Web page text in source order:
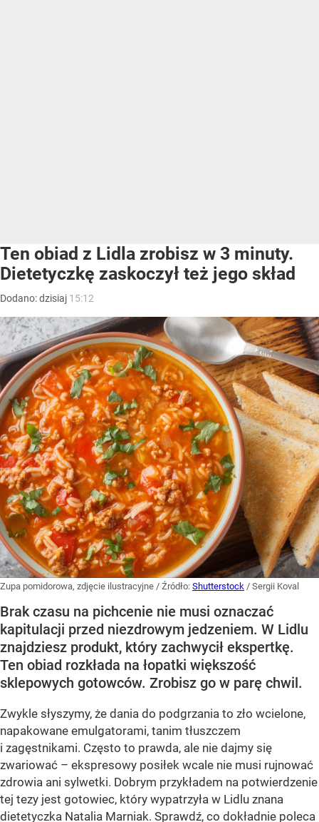
Ten obiad z Lidla zrobisz w 3 minuty.
Dietetyczkę zaskoczył też jego skład
Dodano:dzisiaj 15:12
Zupa pomidorowa, zdjęcie ilustracyjne / Źródło: Shutterstock / Sergii Koval
Brak czasu na pichcenie nie musi oznaczać
kapitulacji przed niezdrowym jedzeniem. W Lidlu
znajdziesz produkt, który zachwycił ekspertkę.
Ten obiad rozkłada na łopatki większość
sklepowych gotowców. Zrobisz go w parę chwil.
Zwykle słyszymy, że dania do podgrzania to zło wcielone,
napakowane emulgatorami, tanim tłuszczem
i zagęstnikami. Często to prawda, ale nie dajmy się
zwariować – ekspresowy posiłek wcale nie musi rujnować
zdrowia ani sylwetki. Dobrym przykładem na potwierdzenie
tej tezy jest gotowiec, który wypatrzyła w Lidlu znana
dietetyczka Natalia Marniak. Sprawdź, co dokładnie poleca